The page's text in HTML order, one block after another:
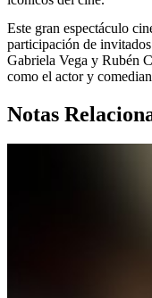
Este gran espectáculo
participación de
Gabriela Vega y Rubén
como el actor y
Notas